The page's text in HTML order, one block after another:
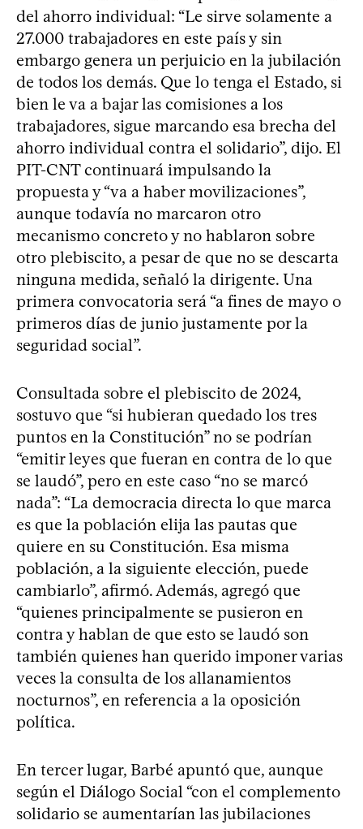
del ahorro individual: “Le sirve solamente a
27.000 trabajadores en este país y sin
embargo genera un perjuicio en la jubilación
de todos los demás. Que lo tenga el Estado, si
bien le va a bajar las comisiones a los
trabajadores, sigue marcando esa brecha del
ahorro individual contra el solidario”, dijo. El
PIT-CNT continuará impulsando la
propuesta y “va a haber movilizaciones”,
aunque todavía no marcaron otro
mecanismo concreto y no hablaron sobre
otro plebiscito, a pesar de que no se descarta
ninguna medida, señaló la dirigente. Una
primera convocatoria será “a fines de mayo o
primeros días de junio justamente por la
seguridad social”.
Consultada sobre el plebiscito de 2024,
sostuvo que “si hubieran quedado los tres
puntos en la Constitución” no se podrían
“emitir leyes que fueran en contra de lo que
se laudó”, pero en este caso “no se marcó
nada”: “La democracia directa lo que marca
es que la población elija las pautas que
quiere en su Constitución. Esa misma
población, a la siguiente elección, puede
cambiarlo”, afirmó. Además, agregó que
“quienes principalmente se pusieron en
contra y hablan de que esto se laudó son
también quienes han querido imponer varias
veces la consulta de los allanamientos
nocturnos”, en referencia a la oposición
política.
En tercer lugar, Barbé apuntó que, aunque
según el Diálogo Social “con el complemento
solidario se aumentarían las jubilaciones